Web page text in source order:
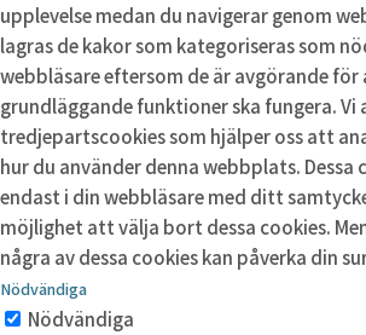
upplevelse medan du navigerar genom
lagras de kakor som kategoriseras som
webbläsare eftersom de är avgörande
grundläggande funktioner ska fungera. Vi
tredjepartscookies som hjälper oss att
hur du använder denna webbplats. Dessa
endast i din webbläsare med ditt
möjlighet att välja bort dessa cookies.
några av dessa cookies kan påverka din
Nödvändiga
Nödvändiga